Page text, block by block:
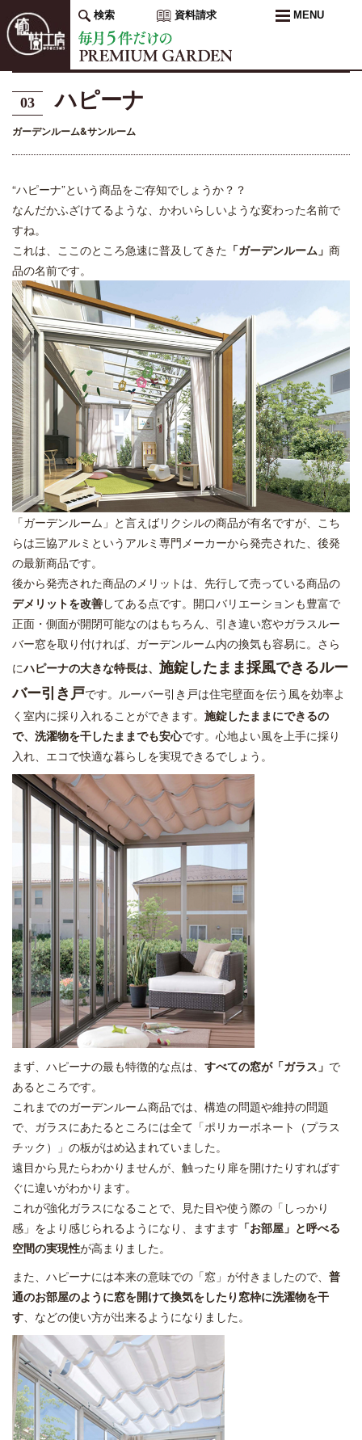
検索 資料請求 MENU
03 ハピーナ
ガーデンルーム&サンルーム
“ハピーナ”という商品をご存知でしょうか？？
なんだかふざけてるような、かわいらしいような変わった名前で
すね。
これは、ここのところ急速に普及してきた 「ガーデンルーム」 商
品の名前です。
「ガーデンルーム」と言えばリクシルの商品が有名ですが、こち
らは三協アルミというアルミ専門メーカーから発売された、後発
の最新商品です。
後から発売された商品のメリットは、先行して売っている商品の
デメリットを改善してある点です。開口バリエーションも豊富で
正面・側面が開閉可能なのはもちろん、引き違い窓やガラスルー
バー窓を取り付ければ、ガーデンルーム内の換気も容易に。さら
にハピーナの大きな特長は、 施錠したまま採風できるルー
バー引き戸です。ルーバー引き戸は住宅壁面を伝う風を効率よ
く室内に採り入れることができます。 施錠したままにできるの
で、洗濯物を干したままでも安心です。心地よい風を上手に採り
入れ、エコで快適な暮らしを実現できるでしょう。
まず、ハピーナの最も特徴的な点は、 すべての窓が「ガラス」 で
あるところです。
これまでのガーデンルーム商品では、構造の問題や維持の問題
で、ガラスにあたるところには全て「ポリカーボネート（プラス
チック）」の板がはめ込まれていました。
遠目から見たらわかりませんが、触ったり扉を開けたりすればす
ぐに違いがわかります。
これが強化ガラスになることで、見た目や使う際の「しっかり
感」をより感じられるようになり、ますます 「お部屋」と呼べる
空間の実現性が高まりました。
また、ハピーナには本来の意味での「窓」が付きましたので、 普
通のお部屋のように窓を開けて換気をしたり窓枠に洗濯物を干
す 、などの使い方が出来るようになりました。